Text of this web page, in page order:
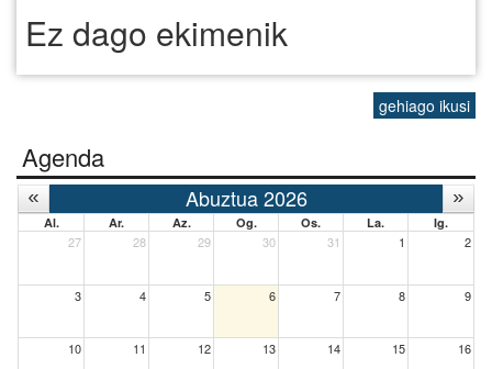
Ez dago ekimenik
gehiago ikusi
Agenda
Abuztua 2026
Al. Ar. Az. Og. Os. La. Ig.
27 28 29 30 31 1 2
3 4 5 6 7 8 9
10 11 12 13 14 15 16